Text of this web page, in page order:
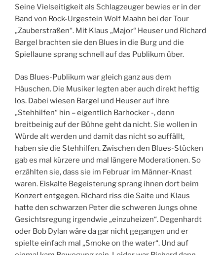
Seine Vielseitigkeit als Schlagzeuger bewies er in der
Band von Rock-Urgestein Wolf Maahn bei der Tour
„Zauberstraßen“. Mit Klaus „Major“ Heuser und Richard
Bargel brachten sie den Blues in die Burg und die
Spiellaune sprang schnell auf das Publikum über.
Das Blues-Publikum war gleich ganz aus dem
Häuschen. Die Musiker legten aber auch direkt heftig
los. Dabei wiesen Bargel und Heuser auf ihre
„Stehhilfen“ hin – eigentlich Barhocker -, denn
breitbeinig auf der Bühne geht da nicht. Sie wollen in
Würde alt werden und damit das nicht so auffällt,
haben sie die Stehhilfen. Zwischen den Blues-Stücken
gab es mal kürzere und mal längere Moderationen. So
erzählten sie, dass sie im Februar im Männer-Knast
waren. Eiskalte Begeisterung sprang ihnen dort beim
Konzert entgegen. Richard riss die Saite und Klaus
hatte den schwarzen Peter die schweren Jungs ohne
Gesichtsregung irgendwie „einzuheizen“. Degenhardt
oder Bob Dylan wäre da gar nicht gegangen und er
spielte einfach mal „Smoke on the water“. Und auf